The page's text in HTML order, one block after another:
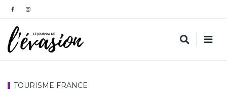
TOURISME FRANCE